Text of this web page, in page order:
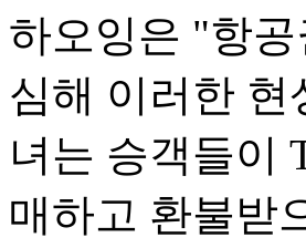
하오잉은 "항
심해 이러한
녀는 승객들이
매하고 환불받